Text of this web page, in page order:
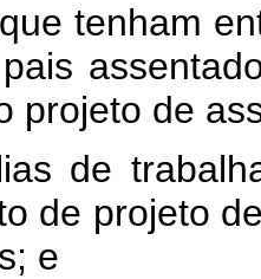
tenham
projeto de
de
de projeto
e